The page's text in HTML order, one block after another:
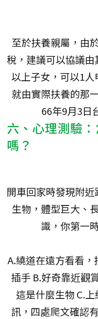
至於扶養親屬，由
稅，建議可以協議
以上子女，可以1人
就由實際扶養的那
66年9月3日
六、心理測驗
嗎？
開車回家時發現附
生物，體型巨大、
識，你第一
A.繞道在遠方看看
插手 B.好奇靠近觀
這是什麼生物 C.
訊，四處爬文確認